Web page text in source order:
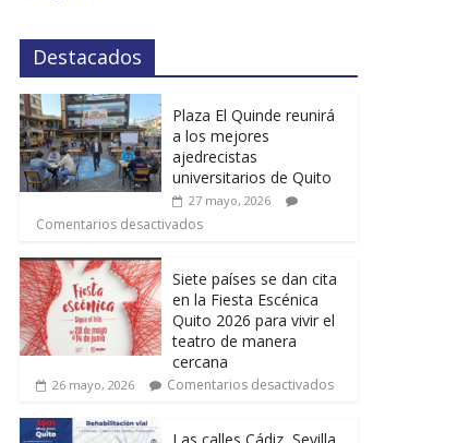
Destacados
Plaza El Quinde reunirá
a los mejores
ajedrecistas
universitarios de Quito
27 mayo, 2026
Comentarios desactivados
Siete países se dan cita
en la Fiesta Escénica
Quito 2026 para vivir el
teatro de manera
cercana
26 mayo, 2026 Comentarios desactivados